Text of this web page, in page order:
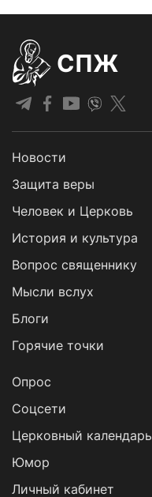
СПЖ
Новости
Защита веры
Человек и Церковь
История и культура
Вопрос священнику
Мысли вслух
Блоги
Горячие точки
Опрос
Cоцсети
Церковный календарь
Юмор
Личный кабинет